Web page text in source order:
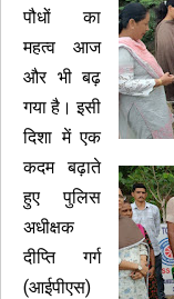
पौधों का
महत्व आज
और भी बढ़
गया है। इसी
दिशा में एक
कदम बढ़ाते
हुए पुलिस
अधीक्षक
दीप्ति गर्ग
(आईपीएस)